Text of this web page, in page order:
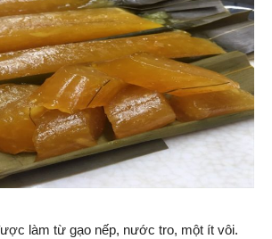
làm từ gạo nếp, nước tro, một ít vôi.